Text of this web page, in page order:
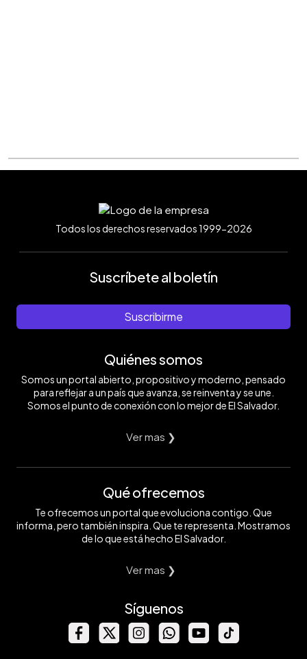
Todos los derechos reservados 1999-2026
Suscríbete al boletín
Suscribirme
Quiénes somos
Somos un portal abierto, propositivo y moderno, pensado
para reflejar a un país que avanza, se reinventa y se une.
Somos el punto de conexión con lo mejor de El Salvador.
Ver mas ❯
Qué ofrecemos
Te ofrecemos un portal que evoluciona contigo. Que
informa, pero también inspira. Que te representa. Mostramos
de lo que está hecho El Salvador.
Ver mas ❯
Síguenos